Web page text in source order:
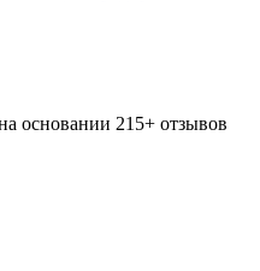
основании 215+ отзывов